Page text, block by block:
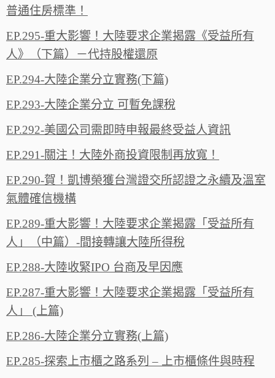
普通住房標準！
EP.295-重大影響！大陸要求企業揭露《受益所有
人》（下篇）－代持股權還原
EP.294-大陸企業分立實務(下篇)
EP.293-大陸企業分立 可暫免課稅
EP.292-美國公司需即時申報最終受益人資訊
EP.291-關注！大陸外商投資限制再放寬！
EP.290-賀！凱博榮獲台灣證交所認證之永續及溫室
氣體確信機構
EP.289-重大影響！大陸要求企業揭露「受益所有
人」（中篇）-間接轉讓大陸所得稅
EP.288-大陸收緊IPO 台商及早因應
EP.287-重大影響！大陸要求企業揭露「受益所有
人」 (上篇)
EP.286-大陸企業分立實務(上篇)
EP.285-探索上市櫃之路系列 – 上市櫃條件與時程